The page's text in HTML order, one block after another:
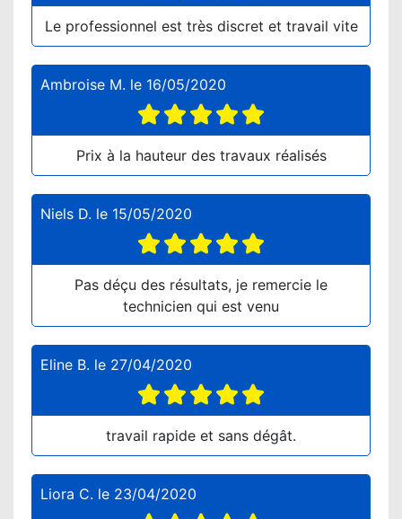
Le professionnel est très discret et travail vite
Ambroise M. le 16/05/2020
Prix à la hauteur des travaux réalisés
Niels D. le 15/05/2020
Pas déçu des résultats, je remercie le
technicien qui est venu
Eline B. le 27/04/2020
travail rapide et sans dégât.
Liora C. le 23/04/2020